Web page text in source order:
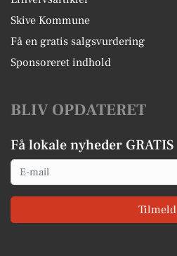
Skive Kommune
Få en gratis salgsvurdering
Sponsoreret indhold
BLIV OPDATERET
Få lokale nyheder GRATIS
Email
Tilmeld